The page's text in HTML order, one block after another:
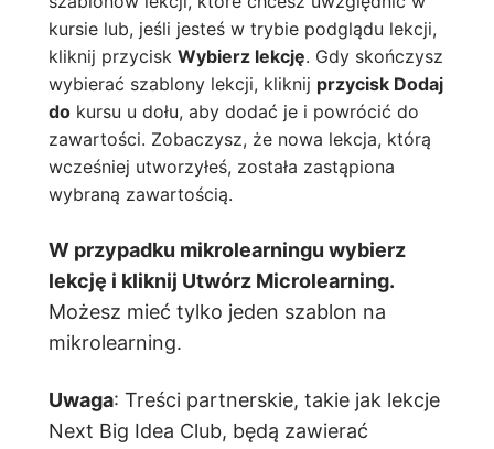
kursie lub, jeśli jesteś w trybie podglądu lekcji,
kliknij przycisk Wybierz lekcję. Gdy skończysz
wybierać szablony lekcji, kliknij przycisk Dodaj
do kursu u dołu, aby dodać je i powrócić do
zawartości. Zobaczysz, że nowa lekcja, którą
wcześniej utworzyłeś, została zastąpiona
wybraną zawartością.
W przypadku mikrolearningu wybierz
lekcję i kliknij Utwórz Microlearning.
Możesz mieć tylko jeden szablon na
mikrolearning.
Uwaga: Treści partnerskie, takie jak lekcje
Next Big Idea Club, będą zawierać